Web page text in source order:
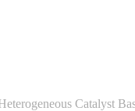
Catalyst